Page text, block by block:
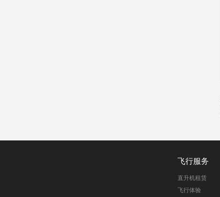
飞行服务
直升机租赁
飞行体验